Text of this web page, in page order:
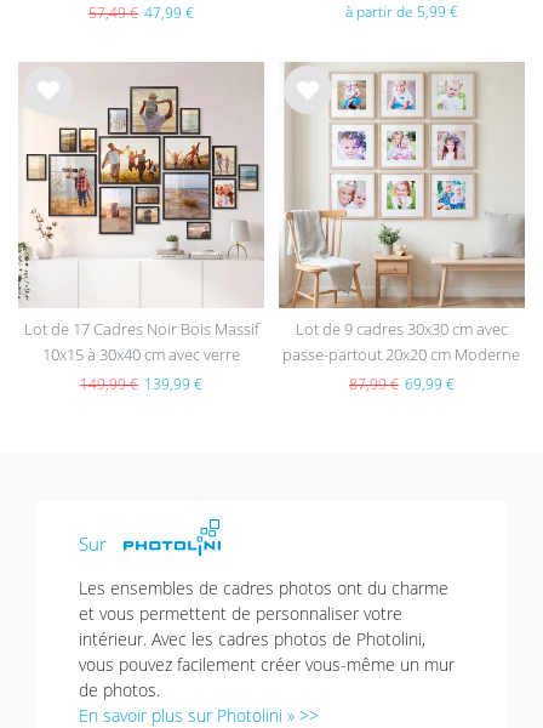
57,49 € 47,99 € à partir de 5,99 €
List
e de
sou
hait
s
Lot de 17 Cadres Noir Bois Massif
10x15 à 30x40 cm avec verre
acrylique
149,99 € 139,99 €
List
Lot de 9 cadres 30x30 cm avec
passe-partout 20x20 cm Moderne
Naturel en MDF avec vitre en
87,99 € 69,99 €
Sur
Les ensembles de cadres photos ont du charme
et vous permettent de personnaliser votre
intérieur. Avec les cadres photos de Photolini,
vous pouvez facilement créer vous-même un mur
de photos.
En savoir plus sur Photolini » >>